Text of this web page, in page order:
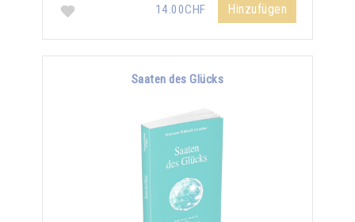
14.00CHF
Hinzufügen
Saaten des Glücks